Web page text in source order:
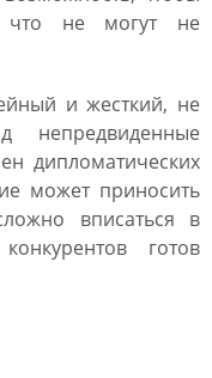
что не могут не
и жесткий, не
непредвиденные
дипломатических
может приносить
вписаться в
готов